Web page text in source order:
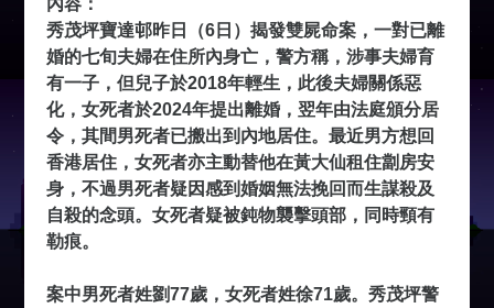
秀茂坪寶達邨昨日（6日）揭發雙屍命案，一對已離
婚的七旬夫婦在住所內身亡，警方稱，涉事夫婦育
有一子，但兒子於2018年輕生，此後夫婦關係惡
化，女死者於2024年提出離婚，翌年由法庭頒分居
令，其間男死者已搬出到內地居住。最近男方想回
香港居住，女死者亦主動替他在黃大仙租住劏房安
身，不過男死者疑因感到婚姻無法挽回而生謀殺及
自殺的念頭。女死者疑被鈍物襲擊頭部，同時頸有
勒痕。
案中男死者姓劉77歲，女死者姓徐71歲。秀茂坪警